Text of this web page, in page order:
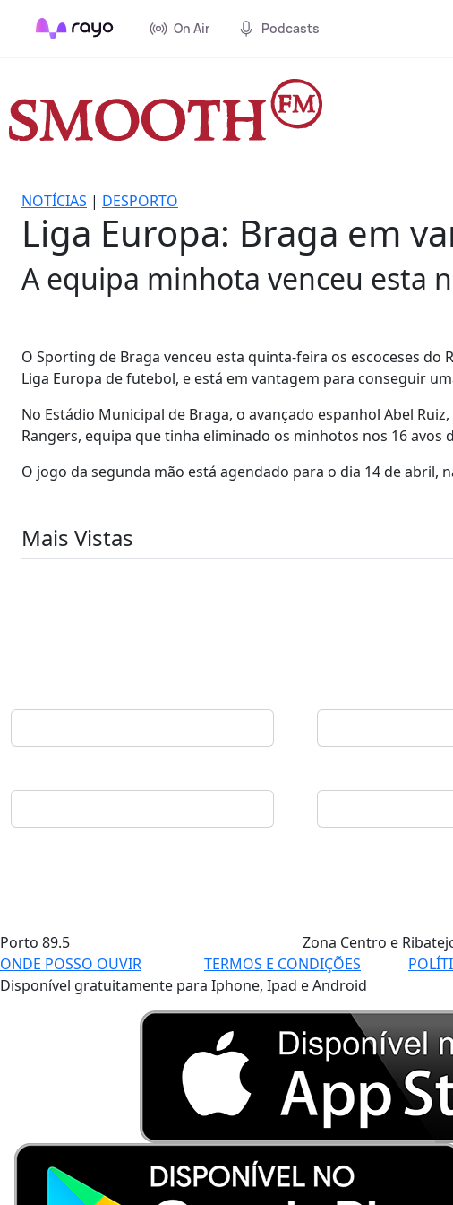
On Air Podcasts
NOTÍCIAS | DESPORTO
Liga Europa: Braga em
A equipa minhota venceu esta
O Sporting de Braga venceu esta quinta-feira os escoceses
Liga Europa de futebol, e está em vantagem para conseguir
No Estádio Municipal de Braga, o avançado espanhol Abel
Rangers, equipa que tinha eliminado os minhotos nos 16 avos
O jogo da segunda mão está agendado para o dia 14 de abril,
Mais Vistas
Porto 89.5 Zona Centro e
ONDE POSSO OUVIR
TERMOS E CONDIÇÕES
Disponível gratuitamente para Iphone, Ipad e Android